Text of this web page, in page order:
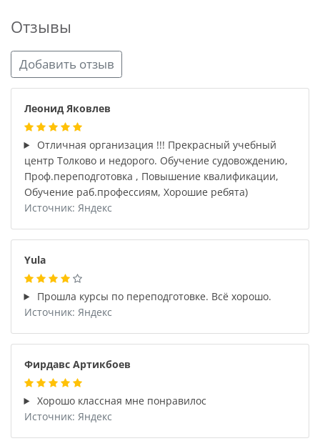
Отзывы
Добавить отзыв
Леонид Яковлев
Отличная организация !!! Прекрасный учебный
центр Толково и недорого. Обучение судовождению,
Проф.переподготовка , Повышение квалификации,
Обучение раб.профессиям, Хорошие ребята)
Источник: Яндекс
Yula
Прошла курсы по переподготовке. Всё хорошо.
Источник: Яндекс
Фирдавс Артикбоев
Хорошо классная мне понравилос
Источник: Яндекс